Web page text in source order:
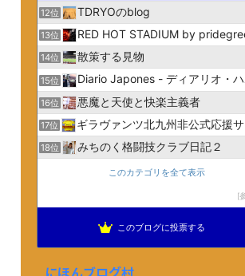
12位 TDRYOのblog
13位 RED HOT STADIUM by
14位 散策する見物
15位 Diario Japones - ディアリオ・ハポ
16位 悪魔と天使と快楽主義者
17位 ギラヴァンツ北九州非公式応援サイト
18位 みちのく格闘技クラブ日記２
このカテゴリを全て表示
このブログに投票する
にほんブログ村